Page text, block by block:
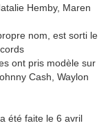
Hemby, Maren
nom, est sorti le
ont pris modèle sur
Cash, Waylon
été faite le 6 avril